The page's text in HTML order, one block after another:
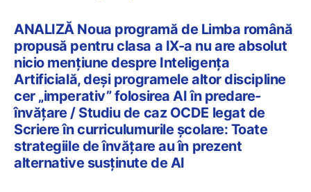
ANALIZĂ Noua programă de Limba română
propusă pentru clasa a IX-a nu are absolut
nicio mențiune despre Inteligența
Artificială, deși programele altor discipline
cer „imperativ” folosirea AI în predare-
învățare / Studiu de caz OCDE legat de
Scriere în curriculumurile școlare: Toate
strategiile de învățare au în prezent
alternative susținute de AI